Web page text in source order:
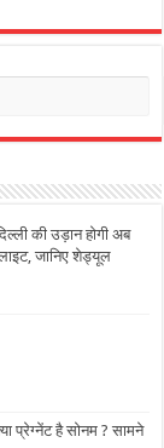
की उड़ान होगी अब
जानिए शेड्यूल
प्रेग्नेंट है सोनम ? सामने